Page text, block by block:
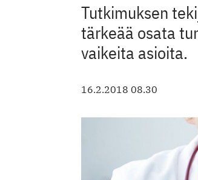
Tutkimuksen
tärkeää osata
vaikeita asioita.
16.2.2018 08.30